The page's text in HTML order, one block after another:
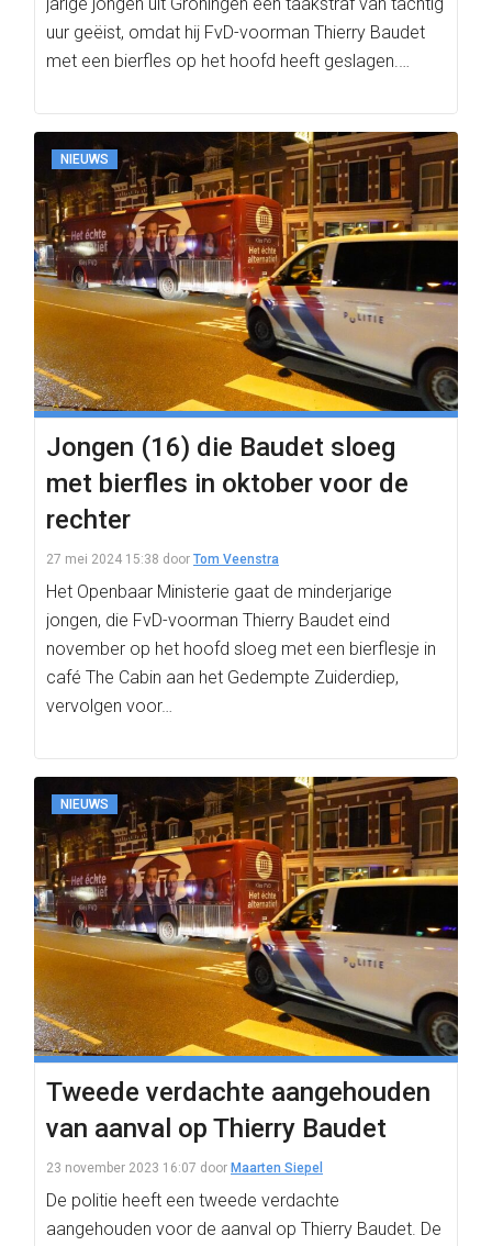
uur geëist, omdat hij FvD-voorman Thierry Baudet
met een bierfles op het hoofd heeft geslagen.…
NIEUWS
Jongen (16) die Baudet sloeg
met bierfles in oktober voor de
rechter
27 mei 2024 15:38 door Tom Veenstra
Het Openbaar Ministerie gaat de minderjarige
jongen, die FvD-voorman Thierry Baudet eind
november op het hoofd sloeg met een bierflesje in
café The Cabin aan het Gedempte Zuiderdiep,
vervolgen voor…
NIEUWS
Tweede verdachte aangehouden
van aanval op Thierry Baudet
23 november 2023 16:07 door Maarten Siepel
De politie heeft een tweede verdachte
aangehouden voor de aanval op Thierry Baudet. De